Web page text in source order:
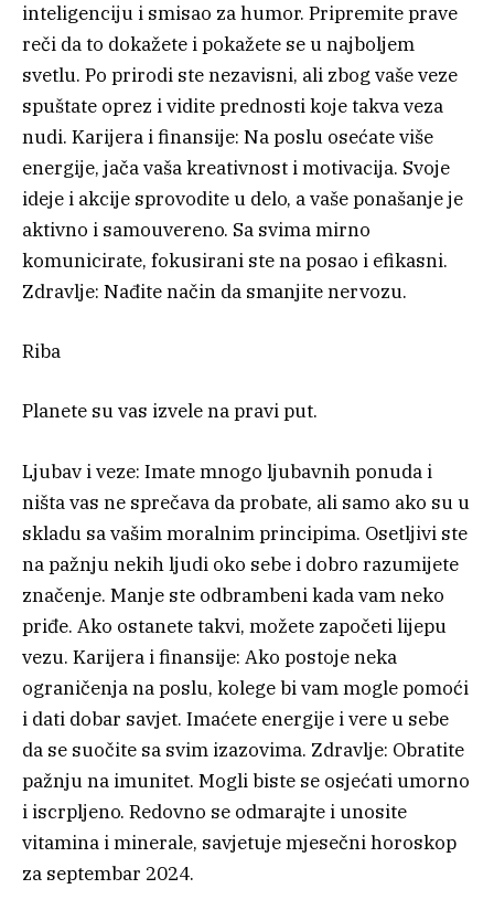
inteligenciju i smisao za humor. Pripremite prave
reči da to dokažete i pokažete se u najboljem
svetlu. Po prirodi ste nezavisni, ali zbog vaše veze
spuštate oprez i vidite prednosti koje takva veza
nudi. Karijera i finansije: Na poslu osećate više
energije, jača vaša kreativnost i motivacija. Svoje
ideje i akcije sprovodite u delo, a vaše ponašanje je
aktivno i samouvereno. Sa svima mirno
komunicirate, fokusirani ste na posao i efikasni.
Zdravlje: Nađite način da smanjite nervozu.
Riba
Planete su vas izvele na pravi put.
Ljubav i veze: Imate mnogo ljubavnih ponuda i
ništa vas ne sprečava da probate, ali samo ako su u
skladu sa vašim moralnim principima. Osetljivi ste
na pažnju nekih ljudi oko sebe i dobro razumijete
značenje. Manje ste odbrambeni kada vam neko
priđe. Ako ostanete takvi, možete započeti lijepu
vezu. Karijera i finansije: Ako postoje neka
ograničenja na poslu, kolege bi vam mogle pomoći
i dati dobar savjet. Imaćete energije i vere u sebe
da se suočite sa svim izazovima. Zdravlje: Obratite
pažnju na imunitet. Mogli biste se osjećati umorno
i iscrpljeno. Redovno se odmarajte i unosite
vitamina i minerale, savjetuje mjesečni horoskop
za septembar 2024.